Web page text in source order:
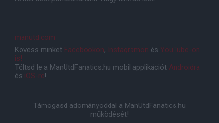
manutd.com
Kövess minket Facebookon, Instagramon és YouTube-on
is!
Töltsd le a ManUtdFanatics.hu mobil applikációt Androidra
és iOS-re!
Támogasd adományoddal a ManUtdFanatics.hu
működését!